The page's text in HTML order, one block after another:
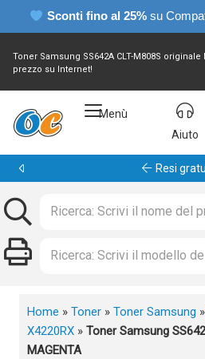
Sconti fino al 25% su
Toner Samsung SS642A CLT-M808S
prezzo su Internet!
Menù
Aiuto
Garanzia 24
Home » Toner » Toner Samsung »
X4220RX » Toner Samsung
MAGENTA